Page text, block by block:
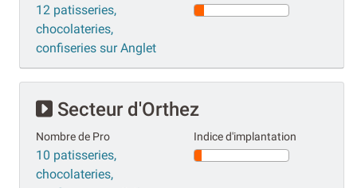
12 patisseries,
chocolateries,
confiseries sur Anglet
Secteur d'Orthez
Nombre de Pro
10 patisseries,
chocolateries,
Indice d'implantation